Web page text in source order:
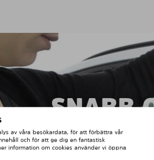
SNABB
av våra besökardata, för att förbättra vår
och för att ge dig en fantastisk
information om cookies använder vi öppna